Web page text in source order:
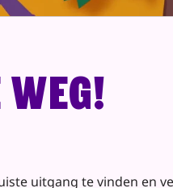
uitgang te vinden en